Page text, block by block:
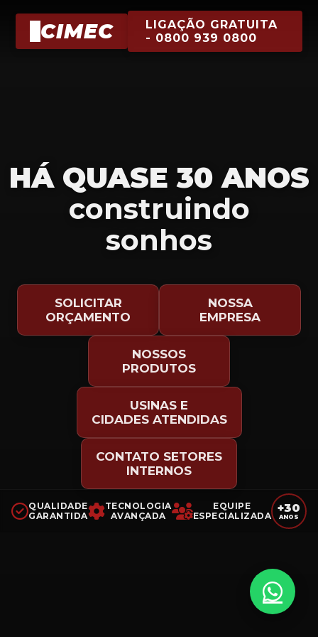
CIMEC
LIGAÇÃO GRATUITA
- 0800 939 0800
HÁ QUASE 30 ANOS
construindo
sonhos
SOLICITAR
ORÇAMENTO
NOSSA
EMPRESA
NOSSOS
PRODUTOS
USINAS E
CIDADES ATENDIDAS
CONTATO SETORES
INTERNOS
QUALIDADE
GARANTIDA
TECNOLOGIA
AVANÇADA
EQUIPE
ESPECIALIZADA
+30
ANOS